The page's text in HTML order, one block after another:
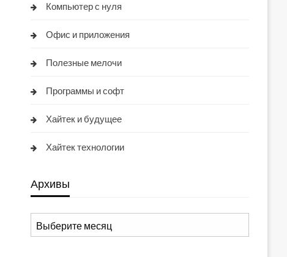
Компьютер с нуля
Офис и приложения
Полезные мелочи
Программы и софт
Хайтек и будущее
Хайтек технологии
Архивы
Архивы